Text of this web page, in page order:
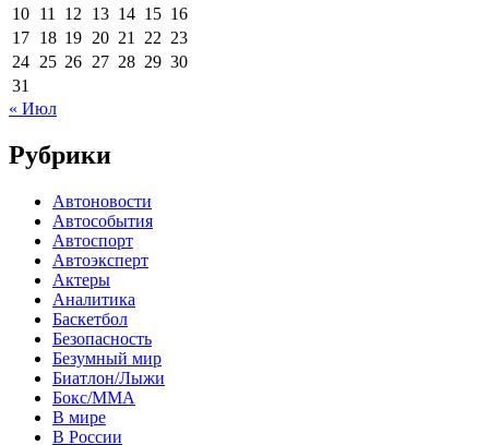
10 11 12 13 14 15 16
17 18 19 20 21 22 23
24 25 26 27 28 29 30
31
« Июл
Рубрики
Автоновости
Автособытия
Автоспорт
Автоэксперт
Актеры
Аналитика
Баскетбол
Безопасность
Безумный мир
Биатлон/Лыжи
Бокс/MMA
В мире
В России